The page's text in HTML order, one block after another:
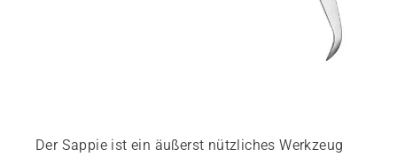
Der Sappie ist ein äußerst nützliches Werkzeug